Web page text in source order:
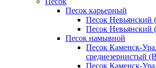
Песок карьерный
Песок Невьянский
Песок Невьянский
Песок намывной
Песок Каменск-
среднезернистый
Песок Каменск-